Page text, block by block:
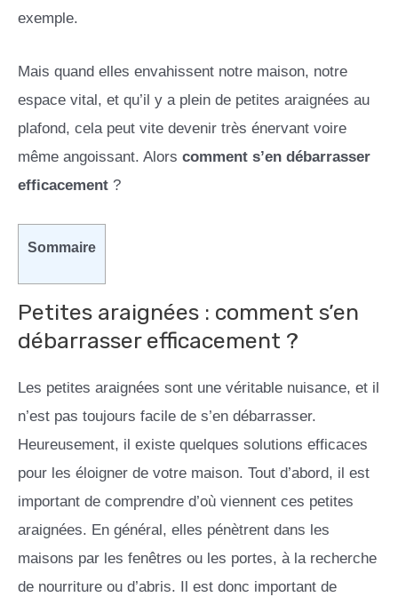
exemple.
Mais quand elles envahissent notre maison, notre
espace vital, et qu’il y a plein de petites araignées au
plafond, cela peut vite devenir très énervant voire
même angoissant. Alors comment s’en débarrasser
efficacement ?
Sommaire
Petites araignées : comment s’en
débarrasser efficacement ?
Les petites araignées sont une véritable nuisance, et il
n’est pas toujours facile de s’en débarrasser.
Heureusement, il existe quelques solutions efficaces
pour les éloigner de votre maison. Tout d’abord, il est
important de comprendre d’où viennent ces petites
araignées. En général, elles pénètrent dans les
maisons par les fenêtres ou les portes, à la recherche
de nourriture ou d’abris. Il est donc important de